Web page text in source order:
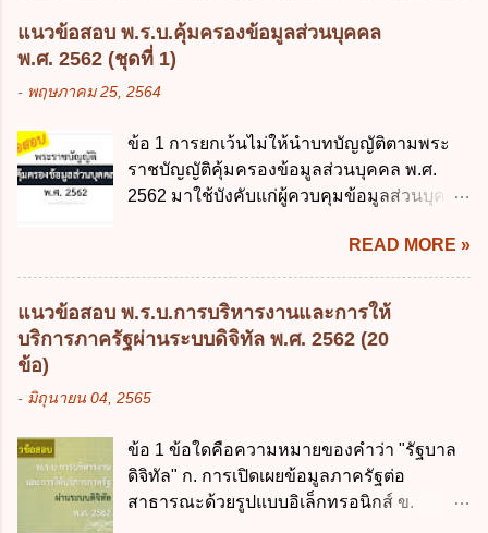
ประมาณ พ.ศ. 2561 3. รัฐมนตรีว่าการ
กระทรวงการคลัง เป็นผู้รักษาการตามพระ
ควบคุมการใช้จ่ายงบประมาณให้เป็นไปอย่าง
โปร่งใสและตรวจสอบได้ ข้อ 4. พระราช
บัญญัติวิธีการงบประมาณ พ.ศ. 2561 บัญญัติ
2 สัดส่วนหนี้สาธารณะต่อผลิตภัณฑ์มวลรวม
ในประเทศเพื่อใช้เป็นกรอบในการบริหารหนี้
สาธารณะเป็นไปตามข้อใด ก. ไม่เกินร้อยละ 5
ข. ไม่เกินร้อยละ 10 ค. ไม่เกินร้อยละ 35 ง. ไม่
เงินการคลังของรัฐกำหนดหลักการห้ามเสนอ
กฎหมายที่ให้จัดเก็บภาษีอากรหรือค่า
ธรรมเนียมเพิ่มขึ้นจากที่กำหนดไว้ในกฎหมาย
การหนึ่งการใดเป็นการเฉพาะเจาะจง ยกเว้น
ข้อใด ก. เป็นไปตามความต้องการของชุมชน
ข. เพื่อป็นรายได้ขององค์กรปกครองส่วนท้อง
ถิ่น ค. มีเหตุจำเป็นหรือเหตุฉุกเฉินที่มิอาจหลีก
ประกอบการพิจารณาในเรื่องต่อไปนี้ ยกเว้น
ข้อใด ก. การจัดเก็บหรือหารายได้ ข. การ
จัดสรรงบประมาณรายจ่าย ค. การจัดทำงบ
ประมาณ ง. การก่...
แนวข้อสอบ พ.ร.บ.คุ้มครองข้อมูลส่วนบุคคล
พ.ศ. 2562 (ชุดที่ 1)
- พฤษภาคม 25, 2564
ข้อ 1 การยกเว้นไม่ให้นำบทบัญญัติตามพระ
ราชบัญญัติคุ้มครองข้อมูลส่วนบุคคล พ.ศ.
2562 มาใช้บังคับแก่ผู้ควบคุมข้อมูลส่วนบุคคล
ข. พระราชกำหนด ค. พระราชกฤษฎีกา ง. กฎ
กระทรวง ข้อ 2 กฎหมายตามข้อ 1 กำหนด
หน่วยงานและกิจการใดที่ผู้ควบคุมข้อมูลส่วน
บุคคลไม่อยู่ในบังคับพระราชบัญญัติคุ้มครอง
ข้อมูลส่วนบุคคล พ.ศ. 2562 ก. หน่วยงานของ
ด้านความบันเทิงและนันทนาการ ง. ถูกทุกข้อ
ข้อมูลส่วนบุคคล พ.ศ. 2562 ใช้บังคับตั้งแต่วัน
ใด ก. 26 พฤษภาคม 2562 ข. 27 พฤษภาคม
2562 ค. 28 พฤษภาคม 2562 ง. 29
READ MORE »
แนวข้อสอบ พ.ร.บ.การบริหารงานและการให้
บริการภาครัฐผ่านระบบดิจิทัล พ.ศ. 2562 (20
ข้อ)
- มิถุนายน 04, 2565
ข้อ 1 ข้อใดคือความหมายของคำว่า "รัฐบาล
ดิจิทัล" ก. การเปิดเผยข้อมูลภาครัฐต่อ
สาธารณะด้วยรูปแบบอิเล็กทรอนิกส์ ข.